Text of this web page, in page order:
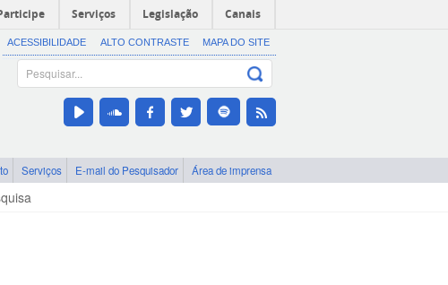
Serviços Legislação Canais
ACESSIBILIDADE ALTO CONTRASTE MAPA DO SITE
Serviços E-mail do Pesquisador Área de imprensa